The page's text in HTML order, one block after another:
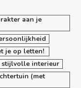
aan je
je op letten!
stijlvolle interieur
(met